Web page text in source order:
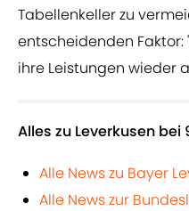
Tabellenkeller zu
entscheidenden Faktor:
ihre Leistungen wieder
Alles zu Leverkusen bei
Alle News zu Bayer
Alle News zur